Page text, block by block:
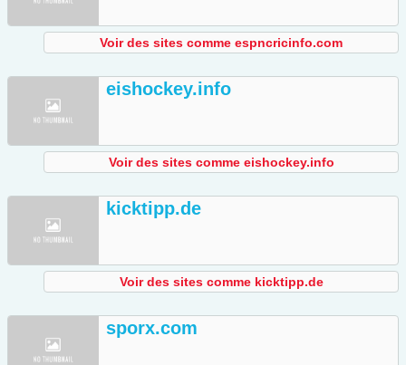
Voir des sites comme espncricinfo.com
eishockey.info
Voir des sites comme eishockey.info
kicktipp.de
Voir des sites comme kicktipp.de
sporx.com